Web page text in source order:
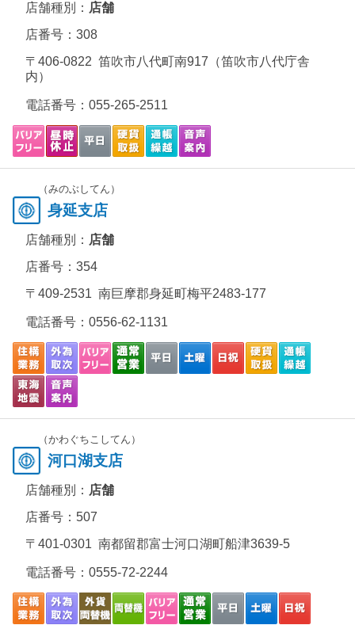
店舗種別： 店舗
店番号：308
〒406-0822 笛吹市八代町南917（笛吹市八代庁舎
内）
電話番号： 055-265-2511
（みのぶしてん）
身延支店
店舗種別： 店舗
店番号：354
〒409-2531 南巨摩郡身延町梅平2483-177
電話番号： 0556-62-1131
（かわぐちこしてん）
河口湖支店
店舗種別： 店舗
店番号：507
〒401-0301 南都留郡富士河口湖町船津3639-5
電話番号： 0555-72-2244